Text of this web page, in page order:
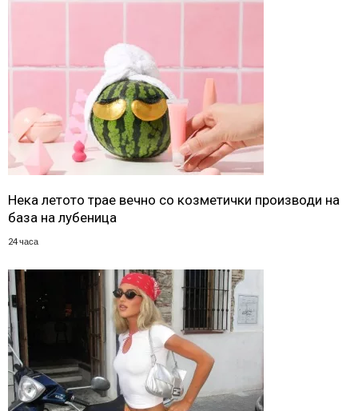
Нека летото трае вечно со козметички производи на
база на лубеница
24 часа